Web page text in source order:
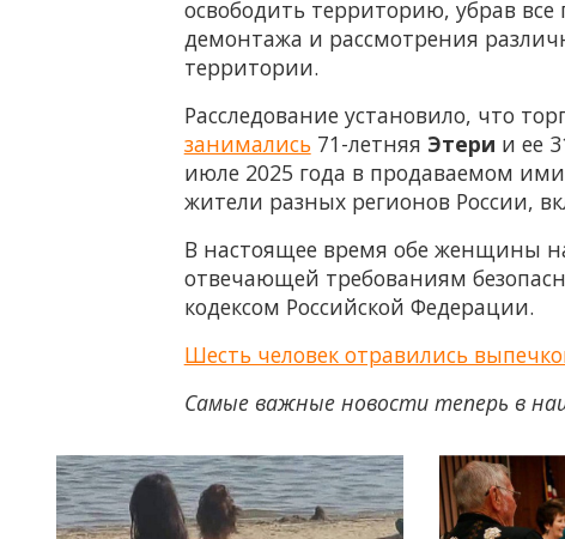
освободить территорию, убрав
демонтажа и рассмотрения
территории.
Расследование установило, что
занимались71-летняя Этери и ее
июле 2025 года в продаваемом
жители разных регионов России,
В настоящее время обе женщины
отвечающей требованиям
кодексом Российской Федерации.
Шесть человек отравились
Самые важные новости теперь в